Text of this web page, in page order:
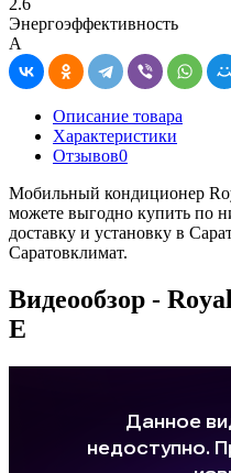
Энергоэффективность
A
Описание товара
Характеристики
Отзывов0
Мобильный кондиционер
можете выгодно купить по
доставку и установку в
Саратовклимат.
Видеообзор -
E